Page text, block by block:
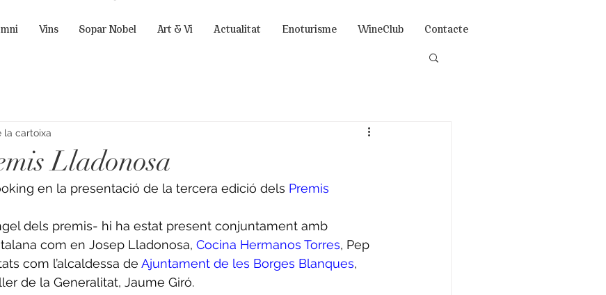
Vins Sopar Nobel Art & Vi Actualitat Enoturisme WineClub Contacte
Lladonosa
la cartoixa
en la presentació de la tercera edició dels Premis
dels premis- hi ha estat present conjuntament amb
com en Josep Lladonosa, Cocina Hermanos Torres, Pep
com l’alcaldessa de Ajuntament de les Borges Blanques,
de la Generalitat, Jaume Giró.